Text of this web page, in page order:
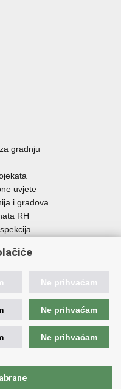
gradnju
uvjete
i gradova
RH
nekretninama
Ne prihvaćam
Ne prihvaćam
Ne prihvaćam